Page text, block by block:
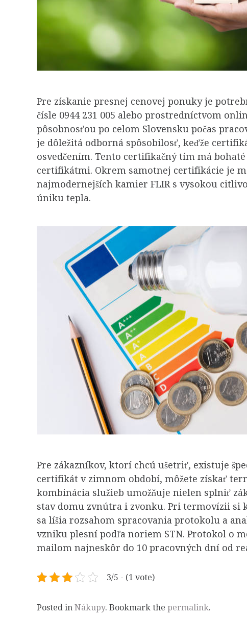
Pre získanie presnej cenovej ponuky je
čísle 0944 231 005 alebo prostredníctvom
pôsobnosťou po celom Slovensku počas
je dôležitá odborná spôsobilosť, keďže
osvedčením. Tento certifikačný tím má
certifikátmi. Okrem samotnej certifikácie je
najmodernejších kamier FLIR s vysokou
úniku tepla.
Pre zákazníkov, ktorí chcú ušetriť, existuje
certifikát v zimnom období, môžete získať
kombinácia služieb umožňuje nielen splniť
stav domu zvnútra i zvonku. Pri termovízii
sa líšia rozsahom spracovania protokolu a
vzniku plesní podľa noriem STN. Protokol o
mailom najneskôr do 10 pracovných dní od
3/5 - (1 vote)
Posted in Nákupy. Bookmark the permalink.